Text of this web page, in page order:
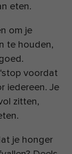
eten.
om je
te houden,
voordat
iedereen. Je
zitten,
je honger